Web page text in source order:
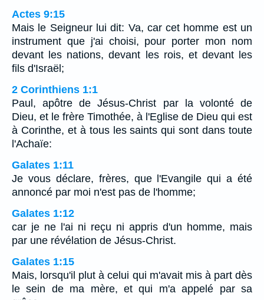
Actes 9:15
Mais le Seigneur lui dit: Va, car cet homme est un
instrument que j'ai choisi, pour porter mon nom
devant les nations, devant les rois, et devant les
fils d'Israël;
2 Corinthiens 1:1
Paul, apôtre de Jésus-Christ par la volonté de
Dieu, et le frère Timothée, à l'Eglise de Dieu qui est
à Corinthe, et à tous les saints qui sont dans toute
l'Achaïe:
Galates 1:11
Je vous déclare, frères, que l'Evangile qui a été
annoncé par moi n'est pas de l'homme;
Galates 1:12
car je ne l'ai ni reçu ni appris d'un homme, mais
par une révélation de Jésus-Christ.
Galates 1:15
Mais, lorsqu'il plut à celui qui m'avait mis à part dès
le sein de ma mère, et qui m'a appelé par sa